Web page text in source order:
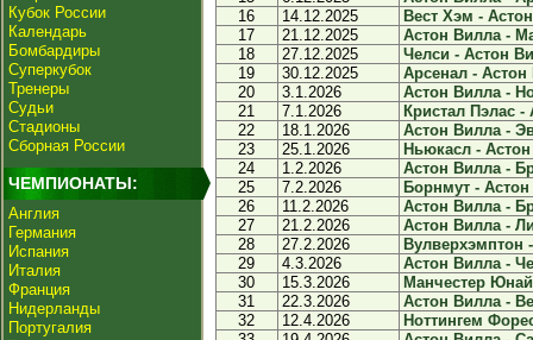
Кубок России
Календарь
Бомбардиры
Суперкубок
Тренеры
Судьи
Стадионы
Сборная России
ЧЕМПИОНАТЫ:
Англия
Германия
Испания
Италия
Франция
Нидерланды
Португалия
16
14.12.2025
Вест Хэм -
17
21.12.2025
Астон Вилла -
18
27.12.2025
Челси - Астон
19
30.12.2025
Арсенал - Астон
20
3.1.2026
Астон Вилла -
21
7.1.2026
Кристал Пэлас -
22
18.1.2026
Астон Вилла -
23
25.1.2026
Ньюкасл -
24
1.2.2026
Астон Вилла -
25
7.2.2026
Борнмут -
26
11.2.2026
Астон Вилла -
27
21.2.2026
Астон Вилла -
28
27.2.2026
Вулверхэмптон
29
4.3.2026
Астон Вилла -
30
15.3.2026
Манчестер
31
22.3.2026
Астон Вилла -
32
12.4.2026
Ноттингем